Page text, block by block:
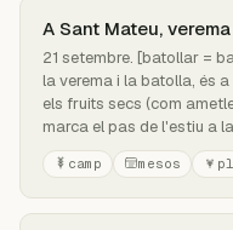
A Sant Mateu,
21 setembre. [batollar =
la verema i la batolla, és
els fruits secs (com
marca el pas de l'estiu a
camp mesos